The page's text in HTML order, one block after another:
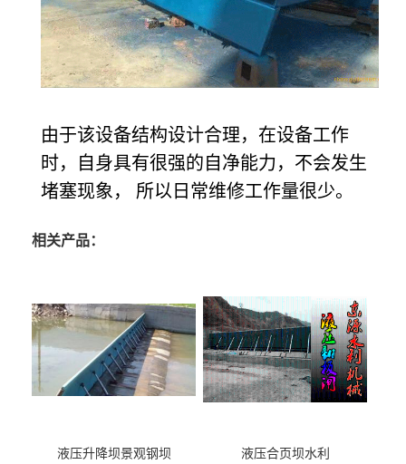
由于该设备结构设计合理，在设备工作
时，自身具有很强的自净能力，不会发生
堵塞现象， 所以日常维修工作量很少。
相关产品：
液压升降坝景观钢坝 液压合页坝水利